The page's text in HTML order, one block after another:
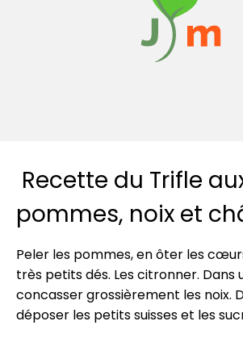
Recette du Trifle
pommes, noix et
Peler les pommes, en ôter les
très petits dés. Les citronner. Dans
concasser grossièrement les noix.
déposer les petits suisses et les